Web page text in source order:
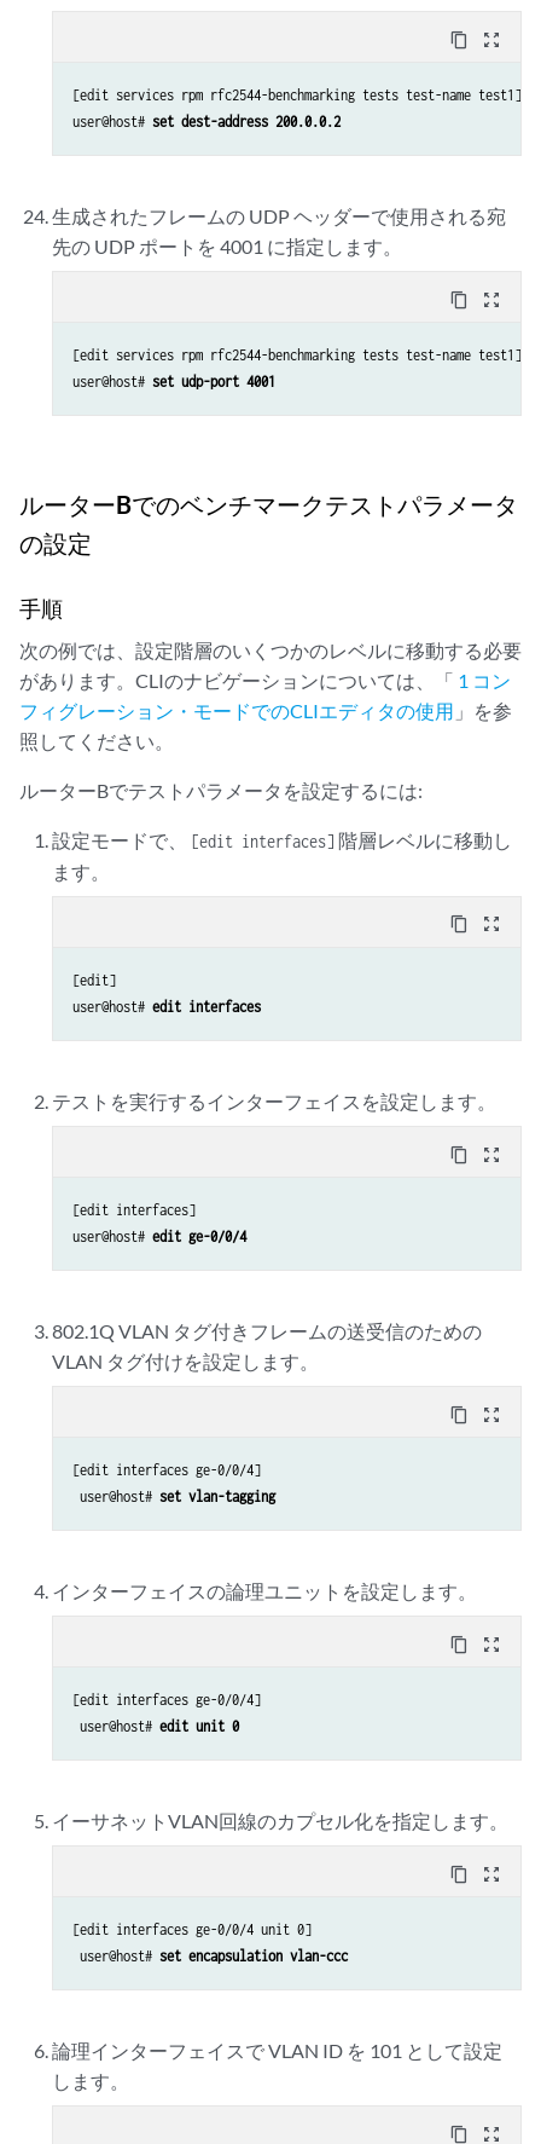
content_copy zoom_out_map
[edit services rpm rfc2544-benchmarking tests test-name test1]
user@host# set dest-address 200.0.0.2
生成されたフレームの UDP ヘッダーで使用される宛
先の UDP ポートを 4001 に指定します。
content_copy zoom_out_map
[edit services rpm rfc2544-benchmarking tests test-name test1]
user@host# set udp-port 4001
ルーターBでのベンチマークテストパラメータ
の設定
手順
次の例では、設定階層のいくつかのレベルに移動する必要
があります。CLIのナビゲーションについては、「 1 コン
フィグレーション・モードでのCLIエディタの使用 」を参
照してください。
ルーターBでテストパラメータを設定するには:
設定モードで、 [edit interfaces] 階層レベルに移動し
ます。
content_copy zoom_out_map
[edit]
user@host# edit interfaces
テストを実行するインターフェイスを設定します。
content_copy zoom_out_map
[edit interfaces]
user@host# edit ge-0/0/4
802.1Q VLAN タグ付きフレームの送受信のための
VLAN タグ付けを設定します。
content_copy zoom_out_map
[edit interfaces ge-0/0/4]
user@host# set vlan-tagging
インターフェイスの論理ユニットを設定します。
content_copy zoom_out_map
[edit interfaces ge-0/0/4]
user@host# edit unit 0
イーサネットVLAN回線のカプセル化を指定します。
content_copy zoom_out_map
[edit interfaces ge-0/0/4 unit 0]
user@host# set encapsulation vlan-ccc
論理インターフェイスで VLAN ID を 101 として設定
します。
content_copy zoom_out_map